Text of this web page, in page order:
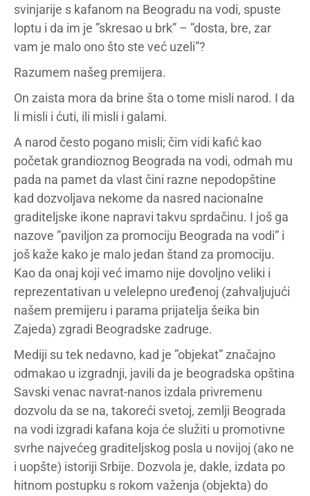
svinjarije s kafanom na Beogradu na vodi, spuste
loptu i da im je ”skresao u brk” – ”dosta, bre, zar
vam je malo ono što ste već uzeli”?
Razumem našeg premijera.
On zaista mora da brine šta o tome misli narod. I da
li misli i ćuti, ili misli i galami.
A narod često pogano misli; čim vidi kafić kao
početak grandioznog Beograda na vodi, odmah mu
pada na pamet da vlast čini razne nepodopštine
kad dozvoljava nekome da nasred nacionalne
graditeljske ikone napravi takvu sprdačinu. I još ga
nazove ”paviljon za promociju Beograda na vodi” i
još kaže kako je malo jedan štand za promociju.
Kao da onaj koji već imamo nije dovoljno veliki i
reprezentativan u velelepno uređenoj (zahvaljujući
našem premijeru i parama prijatelja šeika bin
Zajeda) zgradi Beogradske zadruge.
Mediji su tek nedavno, kad je ”objekat” značajno
odmakao u izgradnji, javili da je beogradska opština
Savski venac navrat-nanos izdala privremenu
dozvolu da se na, takoreći svetoj, zemlji Beograda
na vodi izgradi kafana koja će služiti u promotivne
svrhe najvećeg graditeljskog posla u novijoj (ako ne
i uopšte) istoriji Srbije. Dozvola je, dakle, izdata po
hitnom postupku s rokom važenja (objekta) do